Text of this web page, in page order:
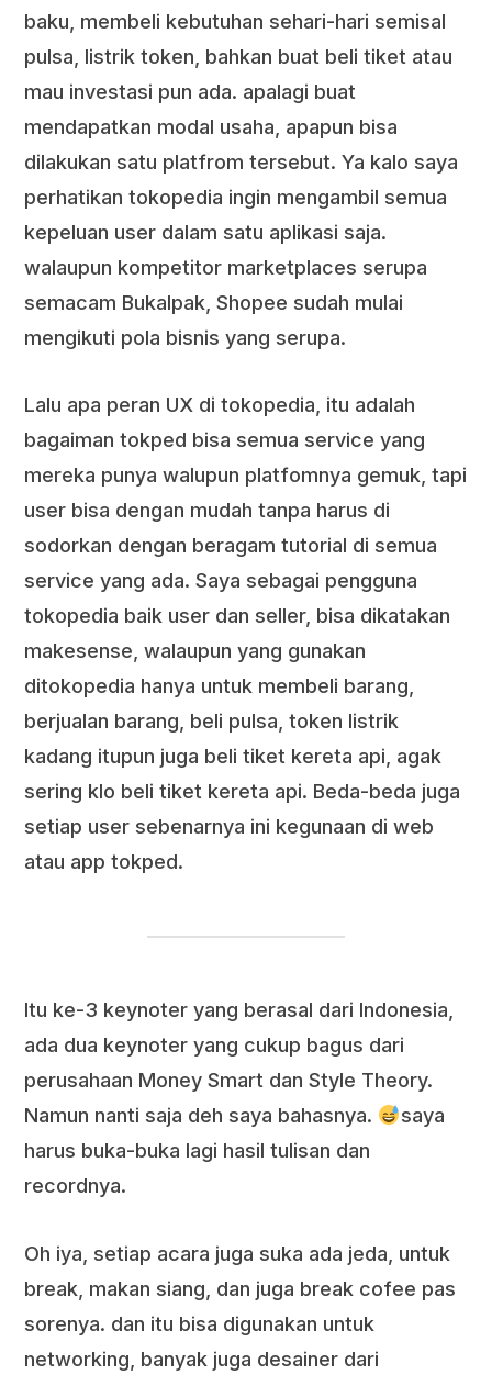
baku, membeli kebutuhan sehari-hari semisal
pulsa, listrik token, bahkan buat beli tiket atau
mau investasi pun ada. apalagi buat
mendapatkan modal usaha, apapun bisa
dilakukan satu platfrom tersebut. Ya kalo saya
perhatikan tokopedia ingin mengambil semua
kepeluan user dalam satu aplikasi saja.
walaupun kompetitor marketplaces serupa
semacam Bukalpak, Shopee sudah mulai
mengikuti pola bisnis yang serupa.
Lalu apa peran UX di tokopedia, itu adalah
bagaiman tokped bisa semua service yang
mereka punya walupun platfomnya gemuk, tapi
user bisa dengan mudah tanpa harus di
sodorkan dengan beragam tutorial di semua
service yang ada. Saya sebagai pengguna
tokopedia baik user dan seller, bisa dikatakan
makesense, walaupun yang gunakan
ditokopedia hanya untuk membeli barang,
berjualan barang, beli pulsa, token listrik
kadang itupun juga beli tiket kereta api, agak
sering klo beli tiket kereta api. Beda-beda juga
setiap user sebenarnya ini kegunaan di web
atau app tokped.
Itu ke-3 keynoter yang berasal dari Indonesia,
ada dua keynoter yang cukup bagus dari
perusahaan Money Smart dan Style Theory.
Namun nanti saja deh saya bahasnya.
saya
harus buka-buka lagi hasil tulisan dan
recordnya.
Oh iya, setiap acara juga suka ada jeda, untuk
break, makan siang, dan juga break cofee pas
sorenya. dan itu bisa digunakan untuk
networking, banyak juga desainer dari